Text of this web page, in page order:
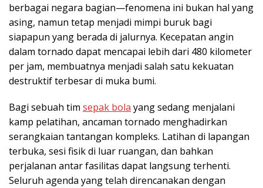
berbagai negara bagian—fenomena ini bukan hal yang
asing, namun tetap menjadi mimpi buruk bagi
siapapun yang berada di jalurnya. Kecepatan angin
dalam tornado dapat mencapai lebih dari 480 kilometer
per jam, membuatnya menjadi salah satu kekuatan
destruktif terbesar di muka bumi.
Bagi sebuah tim sepak bola yang sedang menjalani
kamp pelatihan, ancaman tornado menghadirkan
serangkaian tantangan kompleks. Latihan di lapangan
terbuka, sesi fisik di luar ruangan, dan bahkan
perjalanan antar fasilitas dapat langsung terhenti.
Seluruh agenda yang telah direncanakan dengan